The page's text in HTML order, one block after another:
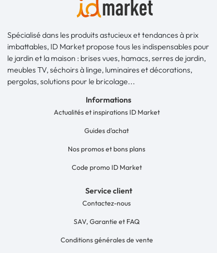
Spécialisé dans les produits astucieux et tendances à prix
imbattables, ID Market propose tous les indispensables pour
le jardin et la maison : brises vues, hamacs, serres de jardin,
meubles TV, séchoirs à linge, luminaires et décorations,
pergolas, solutions pour le bricolage...
Informations
Actualités et inspirations ID Market
Guides d'achat
Nos promos et bons plans
Code promo ID Market
Service client
Contactez-nous
SAV, Garantie et FAQ
Conditions générales de vente